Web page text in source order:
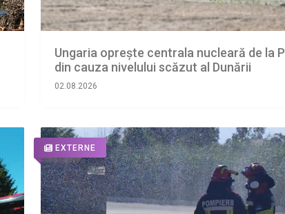
Ungaria oprește centrala nucleară de la
din cauza nivelului scăzut al Dunării
02.08.2026
EXTERNE